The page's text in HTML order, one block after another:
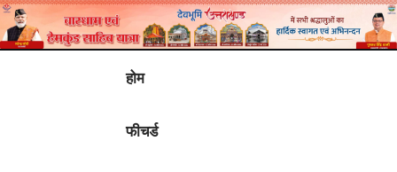
होम
फीचर्ड